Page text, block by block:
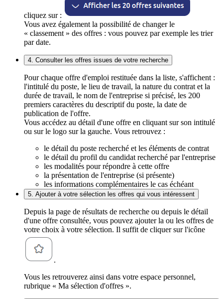
cliquez sur :
Vous avez également la possibilité de changer le
« classement » des offres : vous pouvez par exemple les trier
par date.
4. Consulter les offres issues de votre recherche
Pour chaque offre d'emploi restituée dans la liste, s'affichent :
l'intitulé du poste, le lieu de travail, la nature du contrat et la
durée de travail, le nom de l'entreprise si précisé, les 200
premiers caractères du descriptif du poste, la date de
publication de l'offre.
Vous accédez au détail d'une offre en cliquant sur son intitulé
ou sur le logo sur la gauche. Vous retrouvez :
le détail du poste recherché et les éléments de contrat
le détail du profil du candidat recherché par l'entreprise
les modalités pour répondre à cette offre
la présentation de l'entreprise (si présente)
les informations complémentaires le cas échéant
5. Ajouter à votre sélection les offres qui vous intéressent
Depuis la page de résultats de recherche ou depuis le détail
d'une offre consultée, vous pouvez ajouter la ou les offres de
votre choix à votre sélection. Il suffit de cliquer sur l'icône
.
Vous les retrouverez ainsi dans votre espace personnel,
rubrique « Ma sélection d'offres ».